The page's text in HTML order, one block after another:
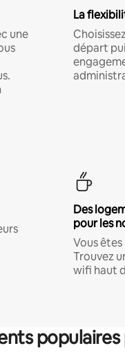
une
La
départ
Des
pour les
Vous
Trouvez
wifi haut